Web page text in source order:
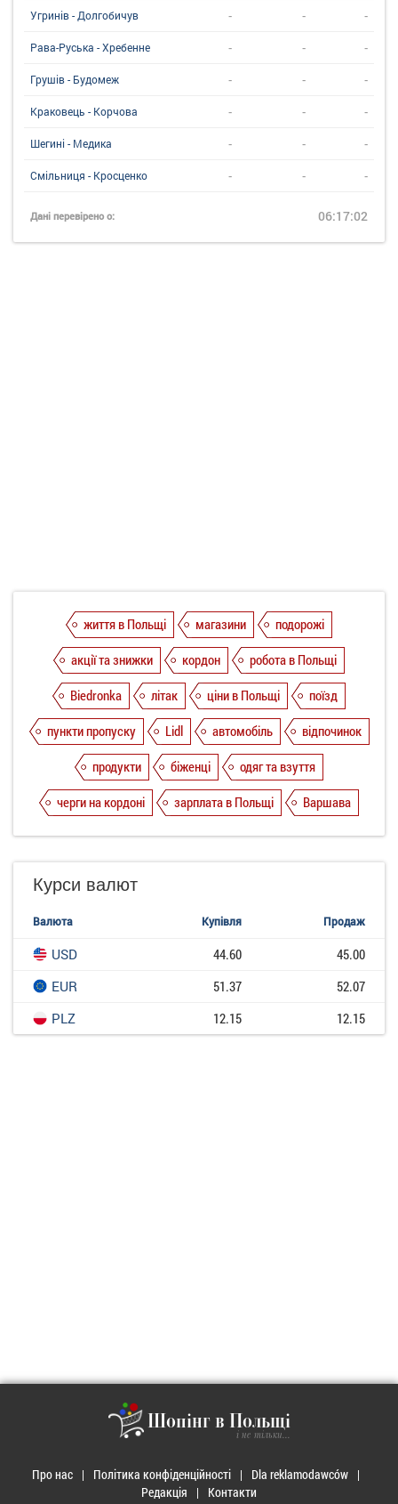
Угринiв - Долгобичув - - -
Рава-Руська - Хребенне - - -
Грушів - Будомеж - - -
Краковець - Корчова - - -
Шегині - Медика - - -
Смільниця - Кросценко - - -
Дані перевірено о: 06:17:02
життя в Польщі магазини
подорожі
акції та знижки
кордон
робота в Польщі
Biedronka
літак ціни в Польщі
поїзд
пункти пропуску
Lidl автомобіль
відпочинок
продукти
біженці
одяг та взуття
черги на кордоні
зарплата в Польщі Варшава
Курси валют
Валюта Купівля Продаж
USD 44.60
45.00
EUR
51.37
52.07
PLZ
12.15 12.15
Шопінг в Польщі
і не тільки...
Про нас Політика конфіденційності
Dla reklamodawców
Редакція
Контакти